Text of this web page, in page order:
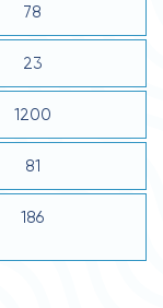
78
23
1200
81
186